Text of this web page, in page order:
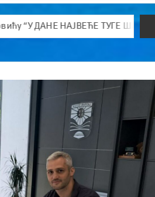
ШИРИШ ОТРОВ и јефтине лажи!”